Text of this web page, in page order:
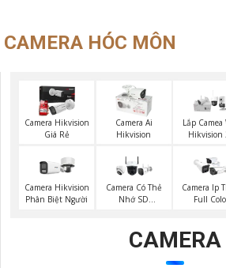
CAMERA HÓC MÔN
Camera Hikvision
Giá Rẻ
Camera Ai
Hikvision
Lắp Camea
Hikvision
Camera Hikvision
Phân Biệt Người
Camera Có Thẻ
Nhớ SD
Camera Ip
Full
CAMERA